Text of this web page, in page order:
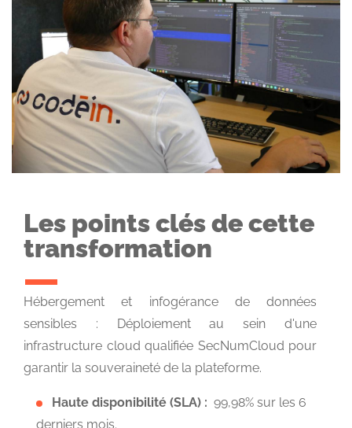
Les points clés de cette
transformation
Hébergement et infogérance de données
sensibles : Déploiement au sein d'une
infrastructure cloud qualifiée SecNumCloud pour
garantir la souveraineté de la plateforme.
Haute disponibilité (SLA) : 99,98% sur les 6
derniers mois.